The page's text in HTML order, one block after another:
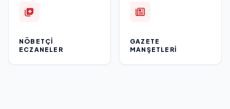
NÖBETÇI
ECZANELER
GAZETE
MANŞETLERI